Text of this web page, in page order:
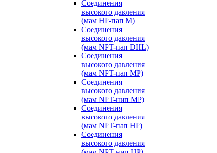
Соединения
высокого давления
(мам HP-пап M)
Соединения
высокого давления
(мам NPT-пап DHL)
Соединения
высокого давления
(мам NPT-пап MP)
Соединения
высокого давления
(мам NPT-нип MP)
Соединения
высокого давления
(мам NPT-пап HP)
Соединения
высокого давления